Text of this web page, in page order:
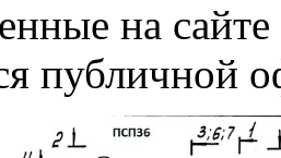
на
публичной